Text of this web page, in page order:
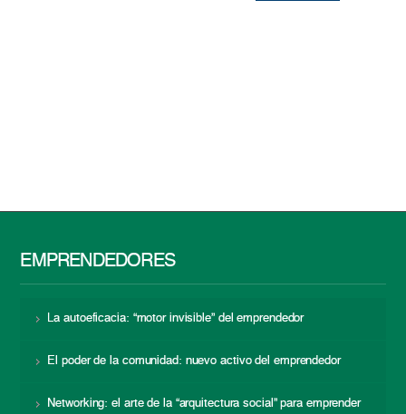
EMPRENDEDORES
La autoeficacia: “motor invisible” del emprendedor
El poder de la comunidad: nuevo activo del emprendedor
Networking: el arte de la “arquitectura social” para emprender